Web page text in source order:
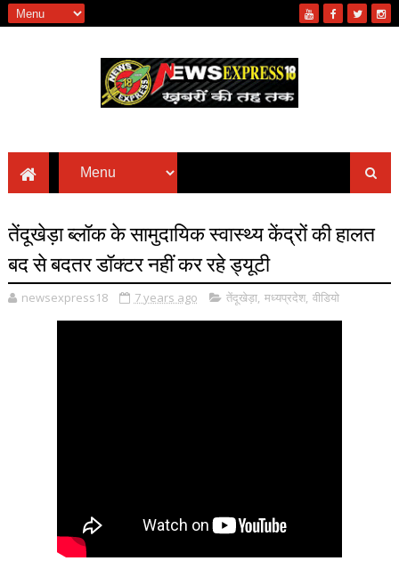
तेंदूखेड़ा ब्लॉक के सामुदायिक स्वास्थ्य केंद्रों की हालत
बद से बदतर डॉक्टर नहीं कर रहे ड्यूटी
newsexpress18 7 years ago तेंदूखेड़ा, मध्यप्रदेश, वीडियो